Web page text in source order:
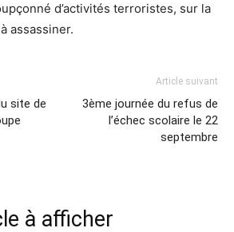
d’activités terroristes, sur la
assassiner.
site de
Article suivant
3ème journée du refus de
l’échec scolaire le 22
septembre
à afficher